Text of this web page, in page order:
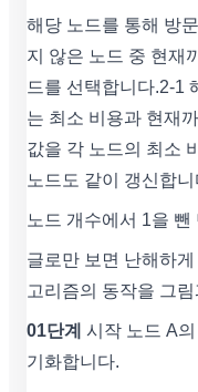
해당 노드를 통해 방
지 않은 노드 중 현재
드를 선택합니다.2-1
는 최소 비용과 현재
값을 각 노드의 최소
노드도 같이 갱신합니
노드 개수에서 1을 뺀
글로만 보면 난해하
고리즘의 동작을 그
01단계 시작 노드 A
기화합니다.